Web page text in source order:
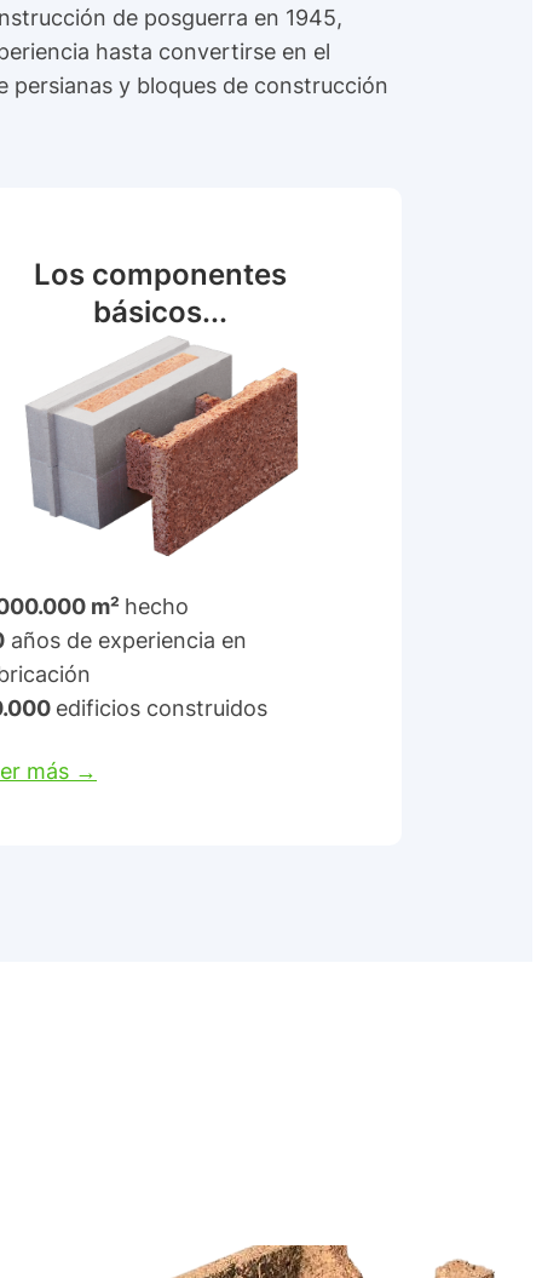
de posguerra en 1945,
hasta convertirse en el
persianas y bloques de construcción
Los componentes
básicos...
m² hecho
años de experiencia en
edificios construidos
más →